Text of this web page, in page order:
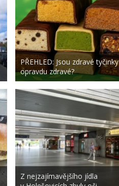
PŘEHLED: Jsou zdravé tyčinky
opravdu zdravé?
Z nejzajímavějšího jídla